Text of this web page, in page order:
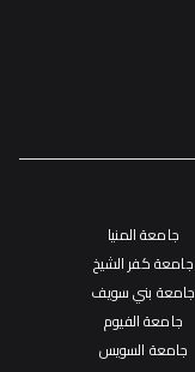
جامعة المنيا
جامعة كفر الشيخ
جامعة بني سويف
جامعة الفيوم
جامعة السويس